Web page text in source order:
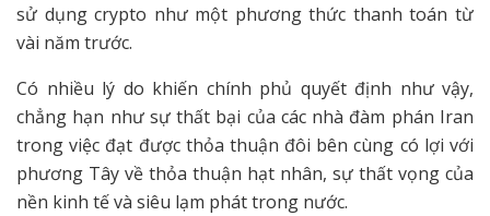
sử dụng crypto như một phương thức thanh toán từ
vài năm trước.
Có nhiều lý do khiến chính phủ quyết định như vậy,
chẳng hạn như sự thất bại của các nhà đàm phán Iran
trong việc đạt được thỏa thuận đôi bên cùng có lợi với
phương Tây về thỏa thuận hạt nhân, sự thất vọng của
nền kinh tế và siêu lạm phát trong nước.